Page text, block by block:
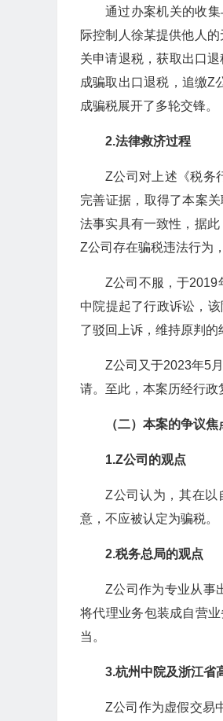
通过办案机关的收
际控制人徐某提供他人
关申请退税，获取出口
成骗取出口退税，追缴Z
成骗税展开了多轮交锋。
2.法律救济过程
Z公司对上述《税务
完善证据，取得了本案
法事实具有一致性，据
Z公司存在骗税违法行为
Z公司不服，于2019
中院提起了行政诉讼，
了驳回上诉，维持原判的
Z公司又于2023年5
请。至此，本案历经行政
（二）本案的争议焦
1.Z公司的观点
Z公司认为，其在以
意，不应被认定为骗税。
2.税务总局的观点
Z公司作为专业从事
将代理业务包装成自营
当。
3.杭州中院及浙江省
Z公司作为虚假交易